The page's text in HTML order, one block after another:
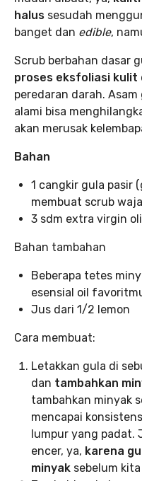
halus sesudah
banget dan edible,
Scrub berbahan dasar
proses eksfoliasi kulit
peredaran darah.
alami bisa
akan merusak
Bahan
1 cangkir gula pasir
membuat scrub
3 sdm extra virgin
Bahan tambahan
Beberapa tetes
esensial oil
Jus dari 1/2 lemon
Cara membuat:
Letakkan gula di
dan tambahkan
tambahkan minyak
mencapai
lumpur yang padat.
encer, ya, karena
minyak sebelum